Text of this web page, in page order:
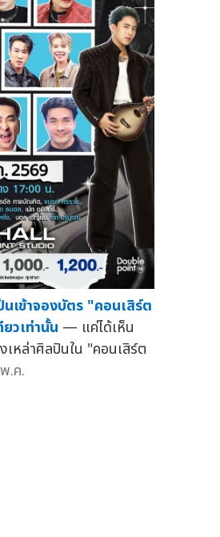
นเข้าจองบัตร "คอนเสิร์ต
วเท่านั้น — แค่ได้เห็น
เหล่าศิลปินใน "คอนเสิร์ต
.ค.